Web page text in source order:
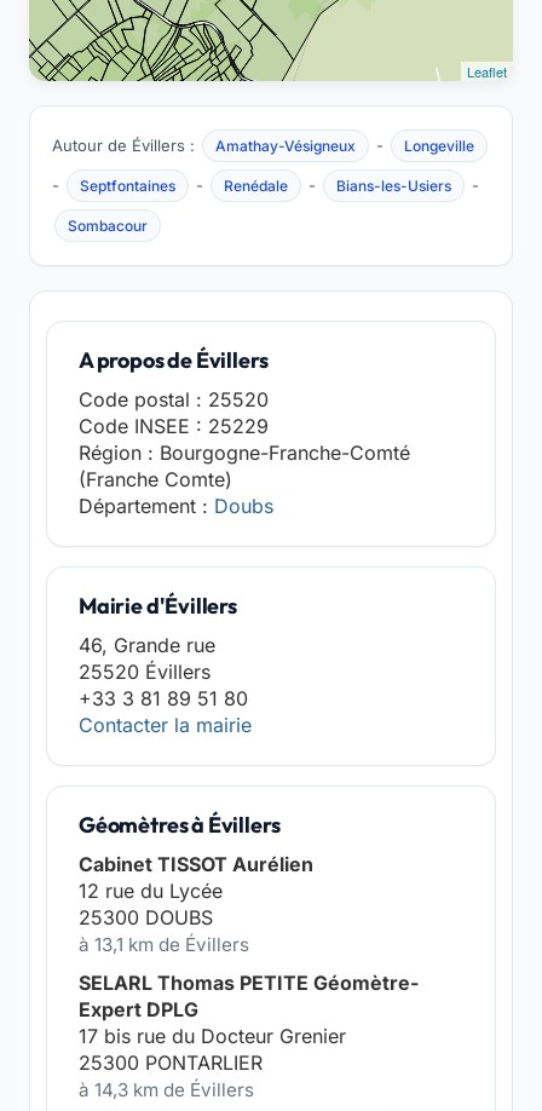
Leaflet
Autour de Évillers : Amathay-Vésigneux - Longeville
- Septfontaines - Renédale - Bians-les-Usiers -
Sombacour
A propos de Évillers
Code postal : 25520
Code INSEE : 25229
Région : Bourgogne-Franche-Comté
(Franche Comte)
Département : Doubs
Mairie d'Évillers
46, Grande rue
25520 Évillers
+33 3 81 89 51 80
Contacter la mairie
Géomètres à Évillers
Cabinet TISSOT Aurélien
12 rue du Lycée
25300 DOUBS
à 13,1 km de Évillers
SELARL Thomas PETITE Géomètre-
Expert DPLG
17 bis rue du Docteur Grenier
25300 PONTARLIER
à 14,3 km de Évillers